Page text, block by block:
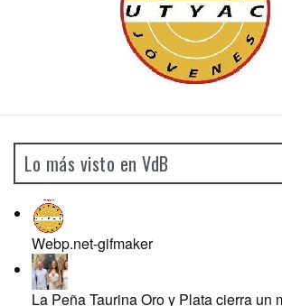
Lo más visto en VdB
Webp.net-gifmaker
La Peña Taurina Oro y Plata cierra un